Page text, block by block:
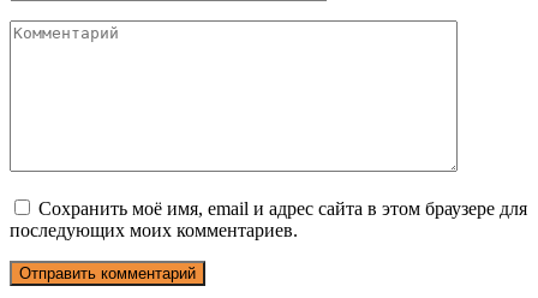
Комментарий
Сохранить моё имя, email и адрес сайта в этом браузере для
последующих моих комментариев.